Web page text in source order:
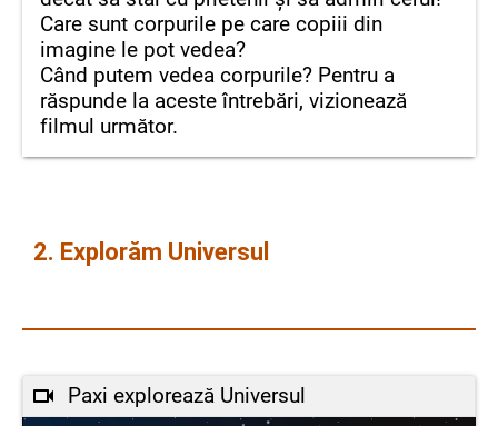
Care sunt corpurile pe care copiii din
imagine le pot vedea?
Când putem vedea corpurile? Pentru a
răspunde la aceste întrebări, vizionează
filmul următor.
2. Explorăm Universul
Paxi explorează Universul